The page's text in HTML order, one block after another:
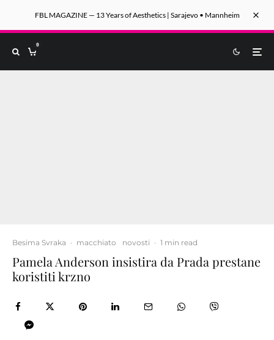
FBL MAGAZINE — 13 Years of Aesthetics | Sarajevo • Mannheim
0
Besima Svraka · macchiato novosti · 1 min read
Pamela Anderson insistira da Prada prestane
koristiti krzno